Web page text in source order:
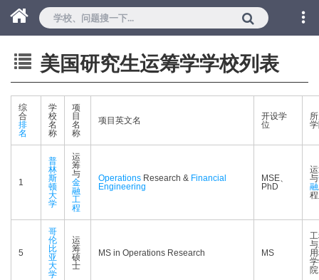
美国研究生运筹学学校列表
综
合
排
名
学
校
名
称
项
目
名
称
项目英文名
开设学
位
1
普
林
斯
顿
大
学
运
筹
与
金
融
工
程
Operations Research & Financial
Engineering
MSE、
PhD
与
融
5
哥
伦
比
亚
大
学
运
筹
硕
士
MS in Operations Research MS
院